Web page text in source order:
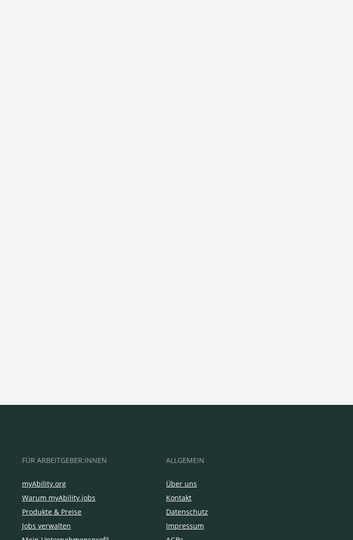
FÜR ARBEITGEBER:INNEN
myAbility.org
Warum myAbility.jobs
Produkte & Preise
Jobs verwalten
ALLGEMEIN
Über uns
Kontakt
Datenschutz
Impressum